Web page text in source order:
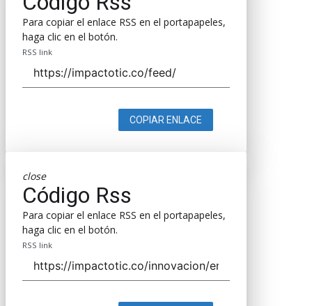
Para copiar el enlace RSS en el portapapeles,
haga clic en el botón.
RSS link
COPIAR ENLACE
close
Código Rss
Para copiar el enlace RSS en el portapapeles,
haga clic en el botón.
RSS link